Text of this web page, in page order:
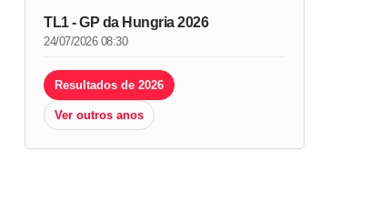
TL1 - GP da Hungria 2026
24/07/2026 08:30
Resultados de 2026
Ver outros anos